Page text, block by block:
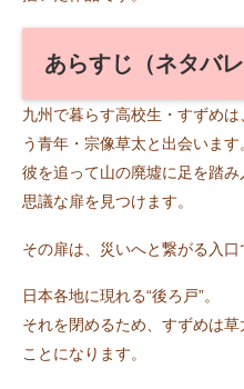
あらすじ（ネタバレ
九州で暮らす高校生・すずめ
う青年・宗像草太と出会います
彼を追って山の廃墟に足を踏
思議な扉を見つけます。
その扉は、災いへと繋がる入口
日本各地に現れる“後ろ戸”。
それを閉めるため、すずめは
ことになります。